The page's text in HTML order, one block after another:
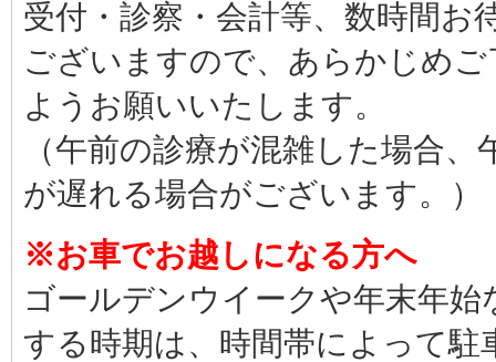
受付・診察・会計等、数時間お
ございますので、あらかじめ
ようお願いいたします。
（午前の診療が混雑した場合
が遅れる場合がございます。）
※お車でお越しになる方へ
ゴールデンウイークや年末年始
する時期は、時間帯によって駐